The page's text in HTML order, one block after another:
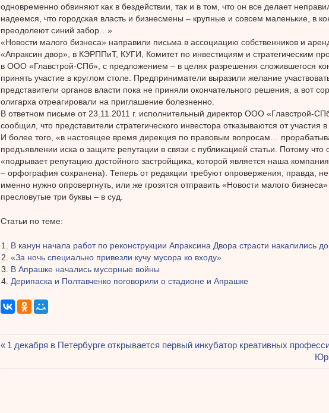
одновременно обвиняют как в бездействии, так и в том, что он все делает
надеемся, что городская власть и бизнесмены – крупные и совсем маленькие, в
преодолеют синий забор…»
«Новости малого бизнеса» направили письма в ассоциацию собственников и
«Апраксин двор», в КЭРППиТ, КУГИ, Комитет по инвестициям и стратегическим
в ООО «Главстрой-СПб», с предложением – в целях разрешения сложившегося
принять участие в круглом столе. Предприниматели выразили желание
представители органов власти пока не приняли окончательного решения, а вот
олигарха отреагировали на приглашение болезненно.
В ответном письме от 23.11.2011 г. исполнительный директор ООО «Главстрой-
сообщил, что представители стратегического инвестора отказываются от участия в
И более того, «в настоящее время дирекция по правовым вопросам…
предъявлении иска о защите репутации в связи с публикацией статьи. Потому что
«подрывает репутацию достойного застройщика, которой является наша
– орфография сохранена). Теперь от редакции требуют опровержения, правда, не
именно нужно опровергнуть, или же грозятся отправить «Новости малого
пресловутые три буквы – в суд.
Статьи по теме:
В канун начала работ по реконструкции Апраксина Двора страсти накалились
«За ночь специально привезли кучу мусора ко входу»
В Апрашке начались мусорные войны
Дерипаска и Полтавченко поговорили о стадионе и Апрашке
Предыдущая
1 декабря в Петербурге открывается первый инкубатор креативных